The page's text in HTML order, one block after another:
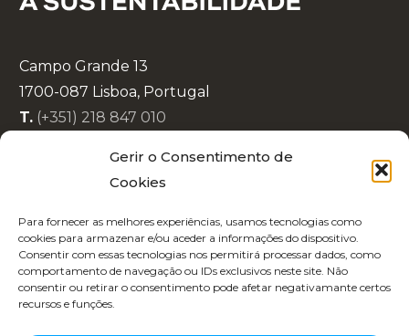
Gerir o Consentimento de
Cookies
Para fornecer as melhores experiências, usamos tecnologias como
cookies para armazenar e/ou aceder a informações do dispositivo.
Consentir com essas tecnologias nos permitirá processar dados, como
comportamento de navegação ou IDs exclusivos neste site. Não
consentir ou retirar o consentimento pode afetar negativamante certos
recursos e funções.
Campo Grande 13
1700-087 Lisboa, Portugal
T. (+351) 218 847 010
Política de Cookies
Código de Conduta
Recrutamento